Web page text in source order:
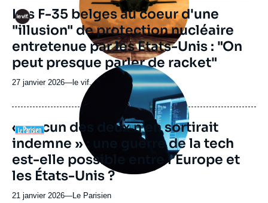
revue
ou
émission
Logo
Les F-35 belges au coeur d'une
"illusion" de protection nucléaire
entretenue par les Etats-Unis : "On
peut presque parler de racket"
27 janvier 2026— Nom
journal,
revue
ou
émission
le vif.
Logo
Image
principale
médiatique
« Aucun des deux n’en sortirait
indemne » : une guerre de la tech
est-elle possible entre l’Europe et
les États-Unis ?
21 janvier 2026—Nom
Le Parisien